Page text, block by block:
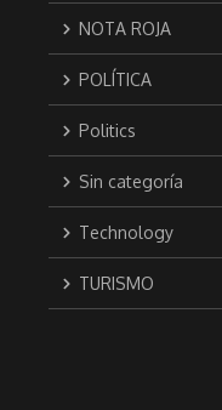
NOTA ROJA
POLÍTICA
Politics
Sin categoría
Technology
TURISMO